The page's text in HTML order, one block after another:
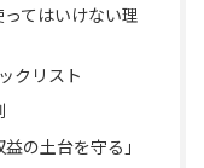
てはいけない理
クリスト
の土台を守る」